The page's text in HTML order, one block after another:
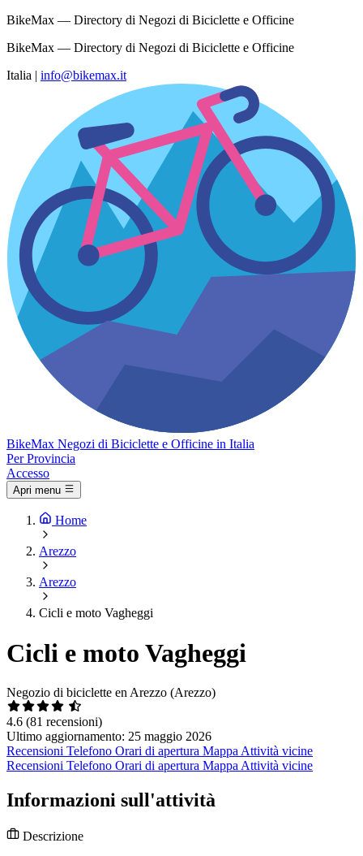
BikeMax — Directory di Negozi di Biciclette e Officine
BikeMax — Directory di Negozi di Biciclette e Officine
Italia | info@bikemax.it
BikeMax Negozi di Biciclette e Officine in Italia
Per Provincia
Accesso
Apri menu
Home
Arezzo
Arezzo
Cicli e moto Vagheggi
Cicli e moto Vagheggi
Negozio di biciclette en Arezzo (Arezzo)
4.6 (81 recensioni)
Ultimo aggiornamento: 25 maggio 2026
Recensioni Telefono Orari di apertura Mappa Attività vicine
Recensioni Telefono Orari di apertura Mappa Attività vicine
Informazioni sull'attività
Descrizione